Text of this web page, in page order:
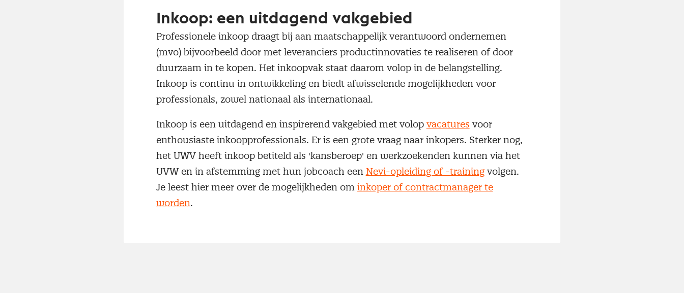
Inkoop: een uitdagend vakgebied
Professionele inkoop draagt bij aan maatschappelijk verantwoord ondernemen
(mvo) bijvoorbeeld door met leveranciers productinnovaties te realiseren of door
duurzaam in te kopen. Het inkoopvak staat daarom volop in de belangstelling.
Inkoop is continu in ontwikkeling en biedt afwisselende mogelijkheden voor
professionals, zowel nationaal als internationaal.
Inkoop is een uitdagend en inspirerend vakgebied met volop vacatures voor
enthousiaste inkoopprofessionals. Er is een grote vraag naar inkopers. Sterker nog,
het UWV heeft inkoop betiteld als 'kansberoep' en werkzoekenden kunnen via het
UVW en in afstemming met hun jobcoach een Nevi-opleiding of -trainingvolgen.
Je leest hier meer over de mogelijkheden om inkoper of contractmanager te
worden.